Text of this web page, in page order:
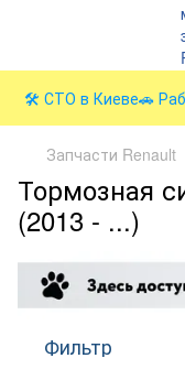
🛠️ СТО в Киеве🚗
Запчасти Renault
Тормозная
(2013 - ...)
Фильтр